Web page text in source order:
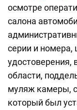
осмотре
салона
серии и номера,
удостоверения,
области,
муляж камеры,
который был